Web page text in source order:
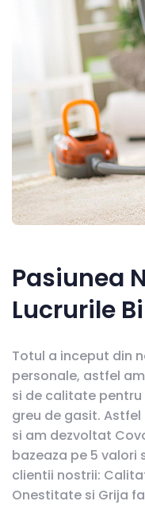
Pasiunea
Lucrurile
Totul a inceput din
personale, astfel
si de calitate
greu de gasit.
si am dezvoltat
bazeaza pe 5 valori
clientii nostrii:
Onestitate si Grija